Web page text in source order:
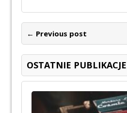
← Previous post
OSTATNIE PUBLIKACJE